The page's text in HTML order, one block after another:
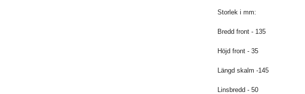
Storlek i mm:
Bredd front - 135
Höjd front - 35
Längd skalm -145
Linsbredd - 50